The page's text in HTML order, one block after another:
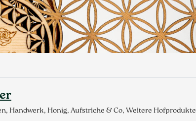
Handwerk, Honig, Aufstriche & Co, Weitere Hofprodukte